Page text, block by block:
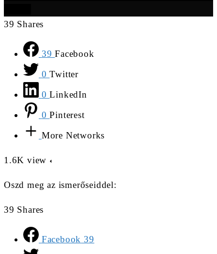
BEZÁR
39 Shares
39Facebook
0Twitter
0LinkedIn
0Pinterest
More Networks
1.6K view
Oszd meg az ismerőseiddel:
39 Shares
Facebook 39